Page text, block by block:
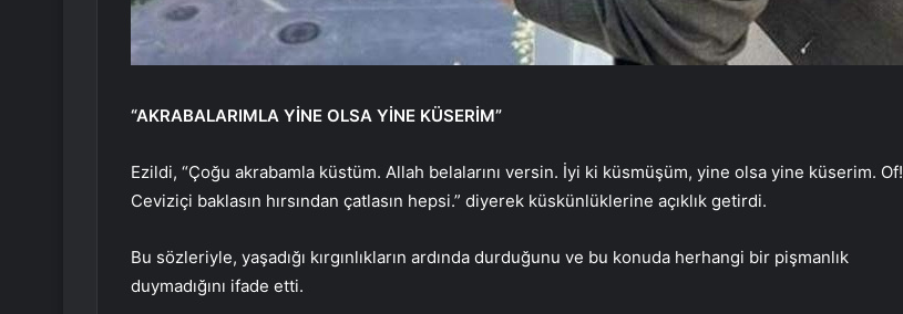
“AKRABALARIMLA YİNE OLSA YİNE KÜSERİM”
Ezildi, “Çoğu akrabamla küstüm. Allah belalarını versin. İyi ki küsmüşüm, yine olsa yine küserim. Of!
Ceviziçi baklasın hırsından çatlasın hepsi.” diyerek küskünlüklerine açıklık getirdi.
Bu sözleriyle, yaşadığı kırgınlıkların ardında durduğunu ve bu konuda herhangi bir pişmanlık
duymadığını ifade etti.